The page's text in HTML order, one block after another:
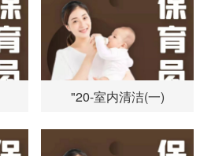
"20-室内清洁(一)